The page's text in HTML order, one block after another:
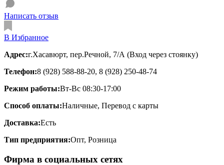
Написать отзыв
В Избранное
Адрес:г.Хасавюрт, пер.Речной, 7/А (Вход через стоянку)
Телефон:8 (928) 588-88-20, 8 (928) 250-48-74
Режим работы:Вт-Вс 08:30-17:00
Способ оплаты:Наличные, Перевод с карты
Доставка:Есть
Тип предприятия:Опт, Розница
Фирма в социальных сетях